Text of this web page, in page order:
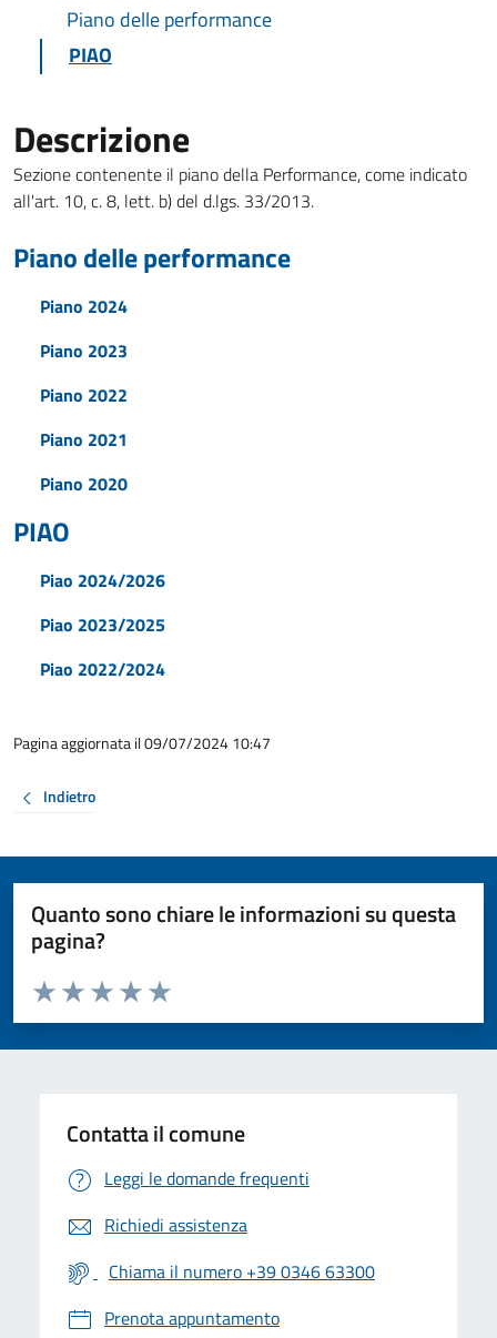
Piano delle performance
PIAO
Descrizione
Sezione contenente il piano della Performance, come indicato
all'art. 10, c. 8, lett. b) del d.lgs. 33/2013.
Piano delle performance
Piano 2024
Piano 2023
Piano 2022
Piano 2021
Piano 2020
PIAO
Piao 2024/2026
Piao 2023/2025
Piao 2022/2024
Pagina aggiornata il 09/07/2024 10:47
Indietro
Quanto sono chiare le informazioni su questa
pagina?
Valuta da 1 a 5 stelle la pagina
Valuta 5 stelle su 5
Valuta 4 stelle su 5
Valuta 3 stelle su 5
Valuta 2 stelle su 5
Valuta 1 stelle su 5
Contatta il comune
Leggi le domande frequenti
Richiedi assistenza
Chiama il numero +39 0346 63300
Prenota appuntamento